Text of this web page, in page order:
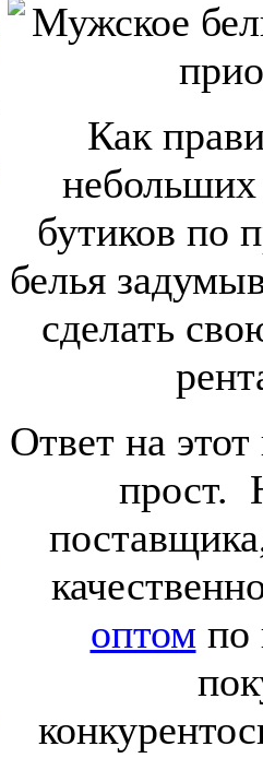
Как
небольших
бутиков по
белья
сделать
Ответ на
прост.
оптомпо